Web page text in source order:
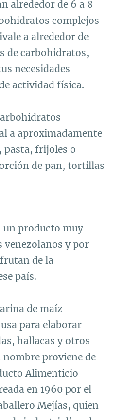
alrededor de 6 a 8
complejos
a alrededor de
de carbohidratos,
necesidades
actividad física.
a aproximadamente
pasta, frijoles o
de pan, tortillas
un producto muy
venezolanos y por
de la
país.
de maíz
para elaborar
hallacas y otros
nombre proviene de
Alimenticio
en 1960 por el
Mejías, quien